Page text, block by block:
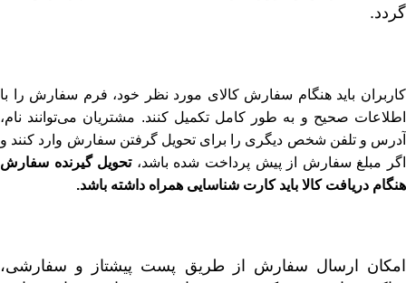
گردد.
کاربران باید هنگام سفارش کالای مورد نظر خود، فرم سفارش را با
اطلاعات صحیح و به طور کامل تکمیل کنند. مشتریان می‌توانند نام،
آدرس و تلفن شخص دیگری را برای تحویل گرفتن سفارش وارد کنند و
اگر مبلغ سفارش از پیش پرداخت شده باشد،تحویل گیرنده سفارش
هنگام دریافت کالا باید کارت شناسایی همراه داشته باشد.
امکان ارسال سفارش از طریق پست پیشتاز و سفارشی،